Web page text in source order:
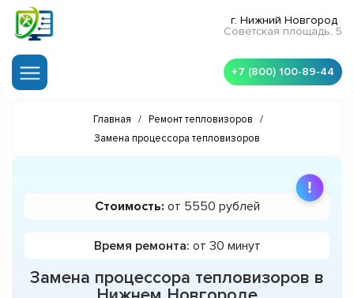
г. Нижний Новгород
Советская площадь, 5
+7 (800) 100-89-44
Главная / Ремонт тепловизоров
/
Замена процессора тепловизоров
Замена процессора тепловизоров в
Стоимость: от 5550 рублей
Время ремонта: от 30 минут